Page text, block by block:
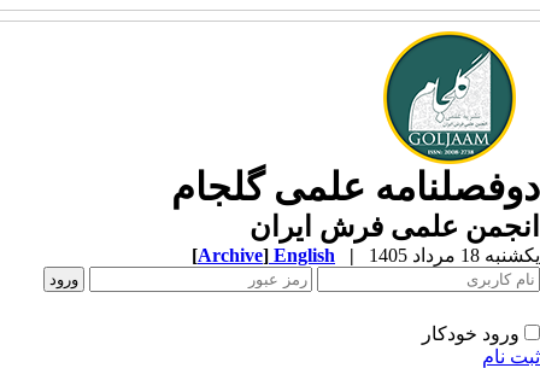
علمی گلجام
علمی فرش ایران
18 مرداد 1405 |
English
[Archive]
ورود خودکار
نام